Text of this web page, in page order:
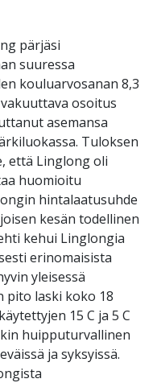
pärjäsi
suuressa
kouluarvosanan 8,3
osoitus
asemansa
Tuloksen
että Linglong oli
huomioitu
hintalaatusuhde
kesän todellinen
kehui Linglongia
erinomaisista
yleisessä
pito laski koko 18
15 C ja 5 C
huipputurvallinen
ja syksyissä.